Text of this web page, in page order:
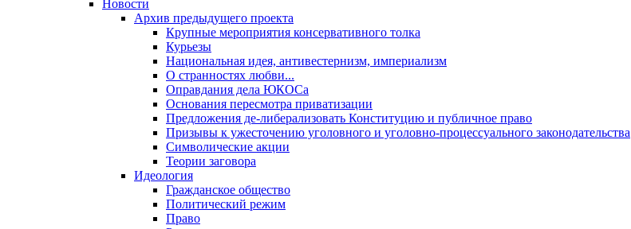
Новости
Архив предыдущего проекта
Крупные мероприятия консервативного толка
Курьезы
Национальная идея, антивестернизм, империализм
О странностях любви...
Оправдания дела ЮКОСа
Основания пересмотра приватизации
Предложения де-либерализовать Конституцию и публичное право
Призывы к ужесточению уголовного и уголовно-процессуального законодательства
Символические акции
Теории заговора
Идеология
Гражданское общество
Политический режим
Право